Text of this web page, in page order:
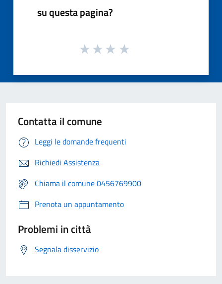
su questa pagina?
Contatta il comune
Leggi le domande frequenti
Richiedi Assistenza
Chiama il comune 0456769900
Prenota un appuntamento
Problemi in città
Segnala disservizio